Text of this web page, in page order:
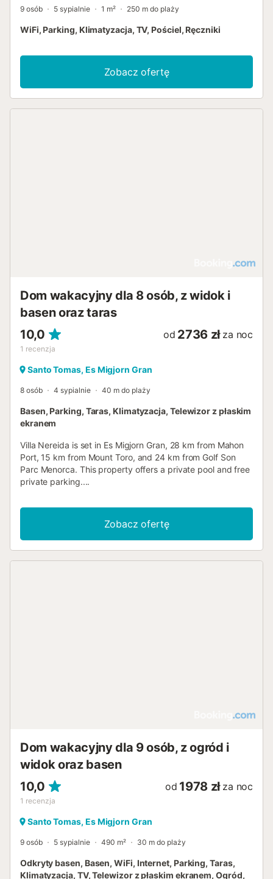
9 osób 5 sypialnie 1 m² 250 m do plaży
WiFi, Parking, Klimatyzacja, TV, Pościel, Ręczniki
Zobacz ofertę
Dom wakacyjny dla 8 osób, z widok i
basen oraz taras
10,0
1 recenzja
od 2736 zł za noc
Santo Tomas, Es Migjorn Gran
8 osób 4 sypialnie 40 m do plaży
Basen, Parking, Taras, Klimatyzacja, Telewizor z płaskim
ekranem
Villa Nereida is set in Es Migjorn Gran, 28 km from Mahon
Port, 15 km from Mount Toro, and 24 km from Golf Son
Parc Menorca. This property offers a private pool and free
private parking....
Zobacz ofertę
Dom wakacyjny dla 9 osób, z ogród i
widok oraz basen
10,0
1 recenzja
od 1978 zł za noc
Santo Tomas, Es Migjorn Gran
9 osób 5 sypialnie 490 m² 30 m do plaży
Odkryty basen, Basen, WiFi, Internet, Parking, Taras,
Klimatyzacja, TV, Telewizor z płaskim ekranem, Ogród,